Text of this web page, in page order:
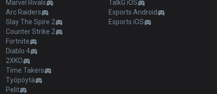
Marvel Rivals
Arc Raiders
Slay The Spire 2
Counter Strike 2
Fortnite
Diablo 4
2XKO
Time Takers
Työpöytä
Pelit
TalkG iOS
Esports Android
Esports iOS